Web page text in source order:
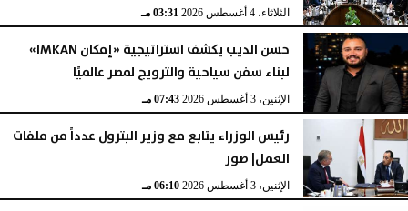
الثلاثاء، 4 أغسطس 2026 03:31 مـ
حسن الديب يكشف استراتيجية «إمكان IMKAN»
لبناء سفن سياحية والترويج لمصر عالميًا
الإثنين، 3 أغسطس 2026 07:43 مـ
رئيس الوزراء يتابع مع وزير البترول عدداً من ملفات
العمل| صور
الإثنين، 3 أغسطس 2026 06:10 مـ